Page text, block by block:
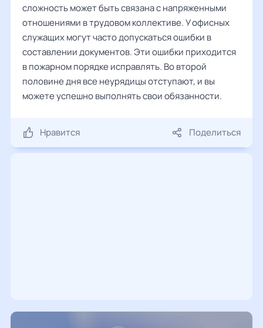
сложность может быть связана с напряженными
отношениями в трудовом коллективе. У офисных
служащих могут часто допускаться ошибки в
составлении документов. Эти ошибки приходится
в пожарном порядке исправлять. Во второй
половине дня все неурядицы отступают, и вы
можете успешно выполнять свои обязанности.
Нравится Поделиться